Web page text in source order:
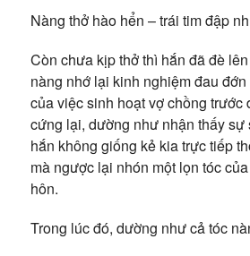
Nàng thở hào hển – trái tim đập
Còn chưa kịp thở thì hắn đã đè
nàng nhớ lại kinh nghiệm đau
của việc sinh hoạt vợ chồng trước
cứng lại, dường như nhận thấy sự
hắn không giống kẻ kia trực tiếp
mà ngược lại nhón một lọn tóc
hôn.
Trong lúc đó, dường như cả tóc